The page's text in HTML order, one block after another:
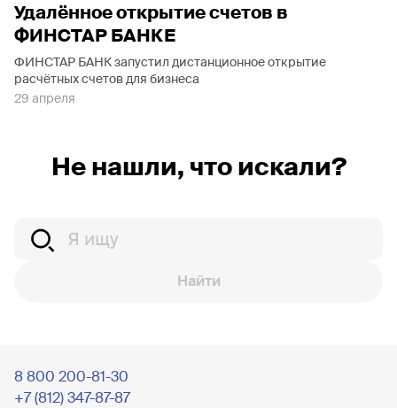
Удалённое открытие счетов в
ФИНСТАР БАНКЕ
ФИНСТАР БАНК запустил дистанционное открытие
расчётных счетов для бизнеса
29 апреля
Не нашли, что искали?
Найти
8 800 200-81-30
+7 (812) 347-87-87